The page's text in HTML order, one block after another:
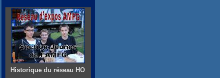
Historique du réseau HO